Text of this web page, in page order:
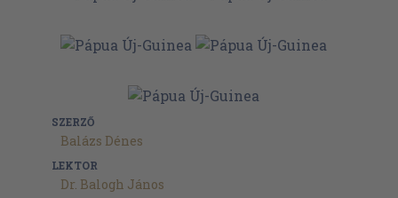
SZERZŐ
Balázs Dénes
LEKTOR
Dr. Balogh János